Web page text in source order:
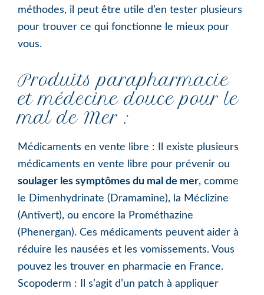
méthodes, il peut être utile d’en tester plusieurs
pour trouver ce qui fonctionne le mieux pour
vous.
Produits parapharmacie
et médecine douce pour le
mal de Mer :
Médicaments en vente libre : Il existe plusieurs
médicaments en vente libre pour prévenir ou
soulager les symptômes du mal de mer, comme
le Dimenhydrinate (Dramamine), la Méclizine
(Antivert), ou encore la Prométhazine
(Phenergan). Ces médicaments peuvent aider à
réduire les nausées et les vomissements. Vous
pouvez les trouver en pharmacie en France.
Scopoderm : Il s’agit d’un patch à appliquer